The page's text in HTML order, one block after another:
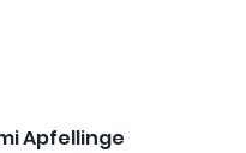
Apfellinge